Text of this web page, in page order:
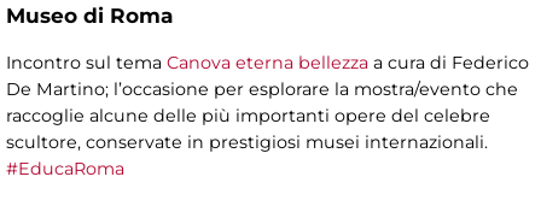
Museo di Roma
Incontro sul tema Canova eterna bellezza a cura di Federico
De Martino; l’occasione per esplorare la mostra/evento che
raccoglie alcune delle più importanti opere del celebre
scultore, conservate in prestigiosi musei internazionali.
#EducaRoma